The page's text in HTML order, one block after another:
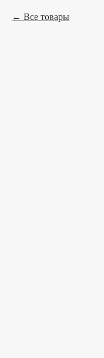
Все товары